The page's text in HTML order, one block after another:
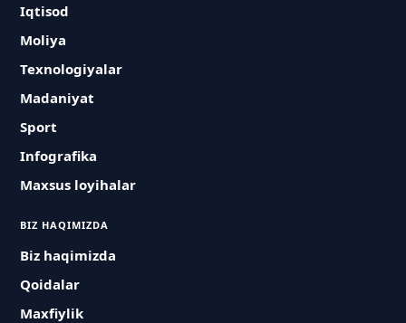
Iqtisod
Moliya
Texnologiyalar
Madaniyat
Sport
Infografika
Maxsus loyihalar
BIZ HAQIMIZDA
Biz haqimizda
Qoidalar
Maxfiylik